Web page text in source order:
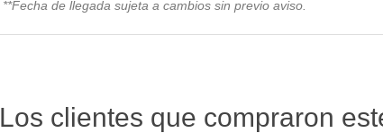
**Fecha de llegada sujeta a cambios sin previo aviso.
Los clientes que compraron